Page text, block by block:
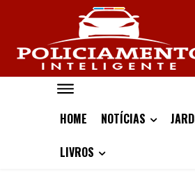
HOME NOTÍCIAS
LIVROS